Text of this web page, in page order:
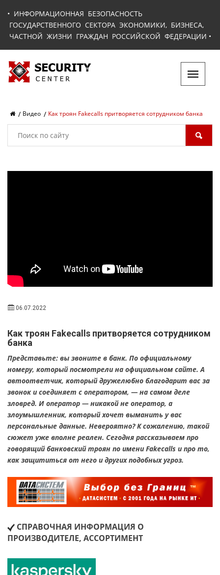
• ИНФОРМАЦИОННАЯ БЕЗОПАСНОСТЬ
ГОСУДАРСТВЕННОГО СЕКТОРА ЭКОНОМИКИ, БИЗНЕСА,
ЧАСТНОЙ ЖИЗНИ ГРАЖДАН РОССИЙСКОЙ ФЕДЕРАЦИИ •
Видео Как троян Fakecalls притворяется сотрудником банка
06.07.2022
Как троян Fakecalls притворяется сотрудником
банка
Представьте: вы звоните в банк. По официальному
номеру, который посмотрели на официальном сайте. А
автоответчик, который дружелюбно благодарит вас за
звонок и соединяет с оператором, — на самом деле
зловред. И оператор — никакой не оператор, а
злоумышленник, который хочет выманить у вас
персональные данные. Невероятно? К сожалению, такой
сюжет уже вполне реален. Сегодня рассказываем про
говорящий банковский троян по имени Fakecalls и про то,
как защититься от него и других подобных угроз.
СПРАВОЧНАЯ ИНФОРМАЦИЯ О
ПРОИЗВОДИТЕЛЕ, АССОРТИМЕНТ